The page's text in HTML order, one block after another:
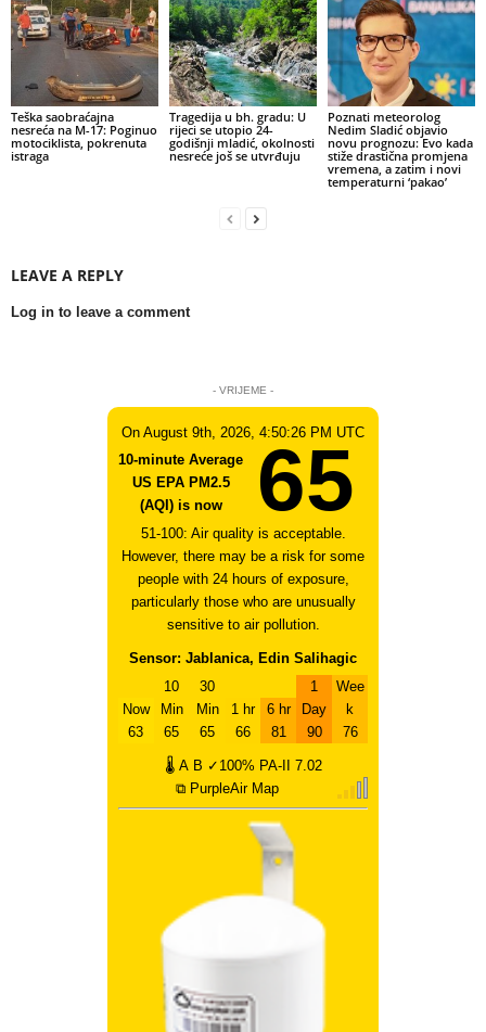
Teška saobraćajna
nesreća na M-17: Poginuo
motociklista, pokrenuta
istraga
Tragedija u bh. gradu: U
rijeci se utopio 24-
godišnji mladić, okolnosti
nesreće još se utvrđuju
Poznati meteorolog
Nedim Sladić objavio
novu prognozu: Evo kada
stiže drastična promjena
vremena, a zatim i novi
temperaturni ‘pakao’
LEAVE A REPLY
Log in to leave a comment
- VRIJEME -
On August 9th, 2026, 4:50:26 PM UTC
10-minute Average
US EPA PM2.5
(AQI) is now
65
51-100: Air quality is acceptable.
However, there may be a risk for some
people with 24 hours of exposure,
particularly those who are unusually
sensitive to air pollution.
Sensor: Jablanica, Edin Salihagic
Now
63
10
Min
65
30
Min
65
1 hr
66
6 hr
81
1
Day
90
Wee
k
76
🌡 A B ✓100% PA-II
7.02
⧉ PurpleAir Map